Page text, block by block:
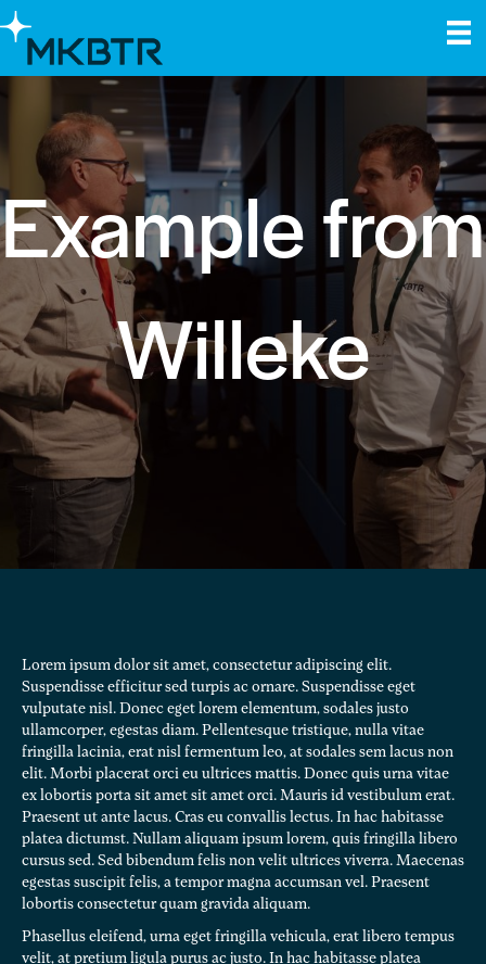
Example from
Willeke
Lorem ipsum dolor sit amet, consectetur adipiscing elit.
Suspendisse efficitur sed turpis ac ornare. Suspendisse eget
vulputate nisl. Donec eget lorem elementum, sodales justo
ullamcorper, egestas diam. Pellentesque tristique, nulla vitae
fringilla lacinia, erat nisl fermentum leo, at sodales sem lacus non
elit. Morbi placerat orci eu ultrices mattis. Donec quis urna vitae
ex lobortis porta sit amet sit amet orci. Mauris id vestibulum erat.
Praesent ut ante lacus. Cras eu convallis lectus. In hac habitasse
platea dictumst. Nullam aliquam ipsum lorem, quis fringilla libero
cursus sed. Sed bibendum felis non velit ultrices viverra. Maecenas
egestas suscipit felis, a tempor magna accumsan vel. Praesent
lobortis consectetur quam gravida aliquam.
Phasellus eleifend, urna eget fringilla vehicula, erat libero tempus
velit, at pretium ligula purus ac justo. In hac habitasse platea